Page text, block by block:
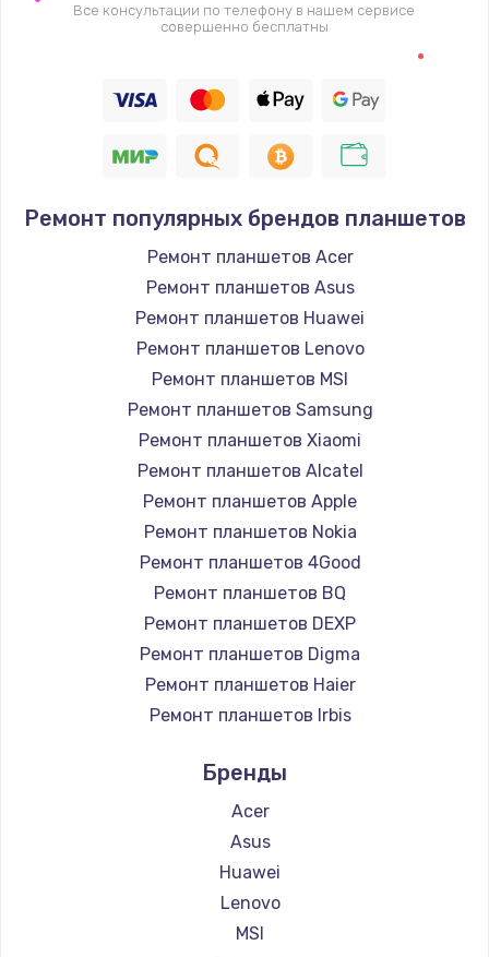
Настройка Wi-Fi
Заказать
Ремонт петель крышки
Заказать
Замена вебкамеры
1740 руб.
Заказать
Установка драйверов
1225 руб.
Заказать
Замена жесткого диска
1250 руб.
Заказать
Ремонт цепей питания
3000 руб.
Замена видеокарты
2100 руб.
Ремонт разъема питания
1745 руб.
Все консультации по телефону в нашем сервисе
совершенно бесплатны
Ремонт популярных брендов планшетов
Ремонт планшетов Acer
Ремонт планшетов Asus
Ремонт планшетов Huawei
Ремонт планшетов Lenovo
Ремонт планшетов MSI
Ремонт планшетов Samsung
Ремонт планшетов Xiaomi
Ремонт планшетов Alcatel
Ремонт планшетов Apple
Ремонт планшетов Nokia
Ремонт планшетов 4Good
Ремонт планшетов BQ
Ремонт планшетов DEXP
Ремонт планшетов Digma
Ремонт планшетов Haier
Ремонт планшетов Irbis
Ремонт планшетов Microsoft
Ремонт планшетов BlackView
Ремонт планшетов Amazon
Ремонт планшетов Aquarius
Ремонт планшетов Philips
Ремонт планшетов Dell
Бренды
Acer
Asus
Huawei
Lenovo
MSI